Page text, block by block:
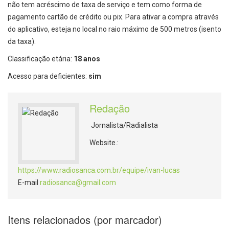
não tem acréscimo de taxa de serviço e tem como forma de
pagamento cartão de crédito ou pix. Para ativar a compra através
do aplicativo, esteja no local no raio máximo de 500 metros (isento
da taxa).
Classificação etária: 18 anos
Acesso para deficientes: sim
Redação
Jornalista/Radialista
Website.:
https://www.radiosanca.com.br/equipe/ivan-lucas
E-mail radiosanca@gmail.com
Itens relacionados (por marcador)